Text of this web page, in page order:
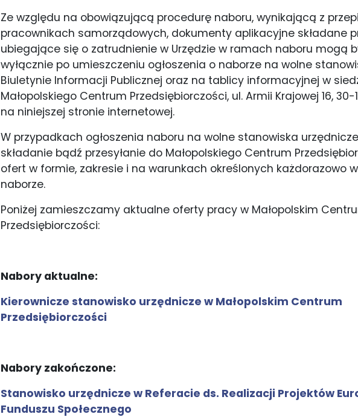
Ze względu na obowiązującą procedurę naboru, wynikającą z
pracownikach samorządowych, dokumenty aplikacyjne składane
ubiegające się o zatrudnienie w Urzędzie w ramach naboru mogą
wyłącznie po umieszczeniu ogłoszenia o naborze na wolne
Biuletynie Informacji Publicznej oraz na tablicy informacyjnej w
Małopolskiego Centrum Przedsiębiorczości, ul. Armii Krajowej 16, 30-
na niniejszej stronie internetowej.
W przypadkach ogłoszenia naboru na wolne stanowiska
składanie bądź przesyłanie do Małopolskiego Centrum
ofert w formie, zakresie i na warunkach określonych każdorazowo
naborze.
Poniżej zamieszczamy aktualne oferty pracy w Małopolskim
Przedsiębiorczości:
Nabory aktualne:
Kierownicze stanowisko urzędnicze w Małopolskim Centrum
Przedsiębiorczości
Nabory zakończone:
Stanowisko urzędnicze w Referacie ds. Realizacji Projektów
Funduszu Społecznego